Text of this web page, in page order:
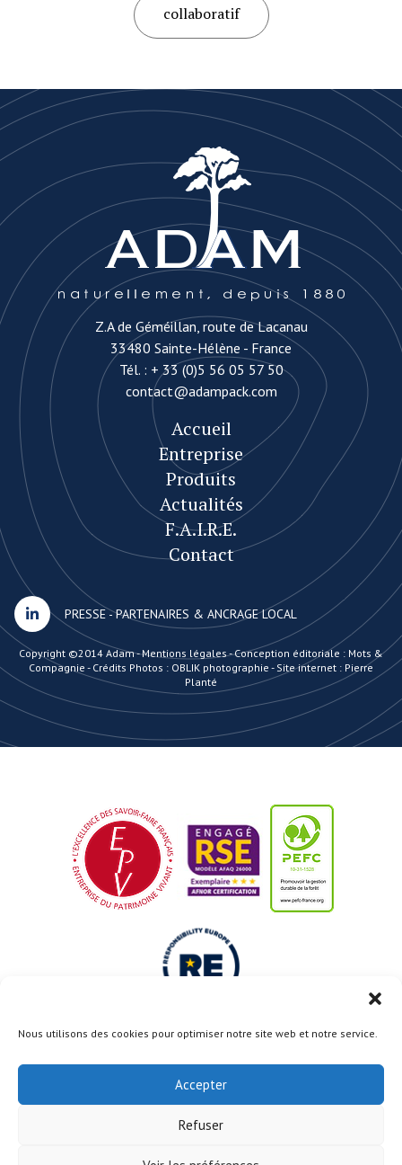
Nous utilisons des cookies pour optimiser notre site web et notre service.
Accepter
Refuser
collaboratif
Z.A de Géméillan, route de Lacanau
33480 Sainte-Hélène - France
Tél. : + 33 (0)5 56 05 57 50
contact@adampack.com
Accueil
Entreprise
Produits
Actualités
F.A.I.R.E.
Contact
PRESSE-PARTENAIRES & ANCRAGE LOCAL
Copyright ©2014 Adam -Mentions légales-Conception éditoriale : Mots &
Compagnie - Crédits Photos : OBLIK photographie - Site internet : Pierre
Planté
Régional